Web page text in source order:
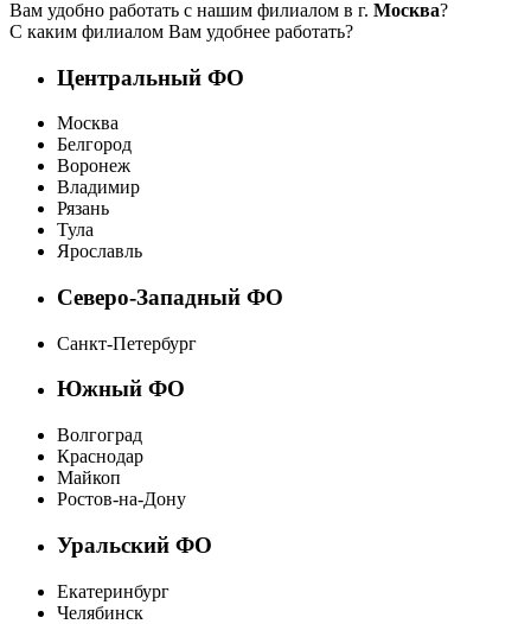
Вам удобно работать с нашим филиалом в г. Москва?
С каким филиалом Вам удобнее работать?
Центральный ФО
Москва
Белгород
Воронеж
Владимир
Рязань
Тула
Ярославль
Северо-Западный ФО
Санкт-Петербург
Южный ФО
Волгоград
Краснодар
Майкоп
Ростов-на-Дону
Уральский ФО
Екатеринбург
Челябинск